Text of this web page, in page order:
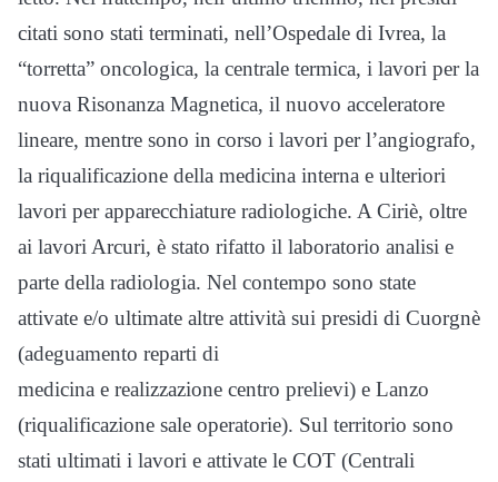
citati sono stati terminati, nell’Ospedale di Ivrea, la
“torretta” oncologica, la centrale termica, i lavori per la
nuova Risonanza Magnetica, il nuovo acceleratore
lineare, mentre sono in corso i lavori per l’angiografo,
la riqualificazione della medicina interna e ulteriori
lavori per apparecchiature radiologiche. A Ciriè, oltre
ai lavori Arcuri, è stato rifatto il laboratorio analisi e
parte della radiologia. Nel contempo sono state
attivate e/o ultimate altre attività sui presidi di Cuorgnè
(adeguamento reparti di
medicina e realizzazione centro prelievi) e Lanzo
(riqualificazione sale operatorie). Sul territorio sono
stati ultimati i lavori e attivate le COT (Centrali